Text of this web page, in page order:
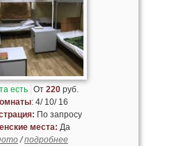
есть От220 руб.
: 4/ 10/ 16
По запросу
места: Да
/подробнее